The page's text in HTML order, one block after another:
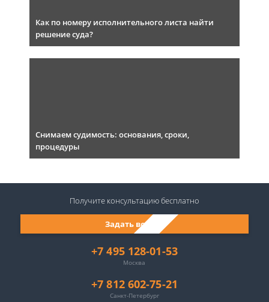
Как по номеру исполнительного листа найти
решение суда?
Снимаем судимость: основания, сроки,
процедуры
+7 495 128-01-53
Москва
+7 812 602-75-21
Санкт-Петербург
Задать вопрос
Получите консультациюбесплатно